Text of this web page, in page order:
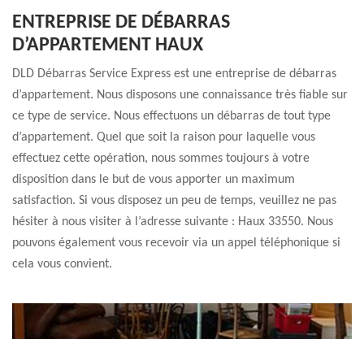
ENTREPRISE DE DÉBARRAS
D’APPARTEMENT HAUX
DLD Débarras Service Express est une entreprise de débarras
d’appartement. Nous disposons une connaissance très fiable sur
ce type de service. Nous effectuons un débarras de tout type
d’appartement. Quel que soit la raison pour laquelle vous
effectuez cette opération, nous sommes toujours à votre
disposition dans le but de vous apporter un maximum
satisfaction. Si vous disposez un peu de temps, veuillez ne pas
hésiter à nous visiter à l’adresse suivante : Haux 33550. Nous
pouvons également vous recevoir via un appel téléphonique si
cela vous convient.